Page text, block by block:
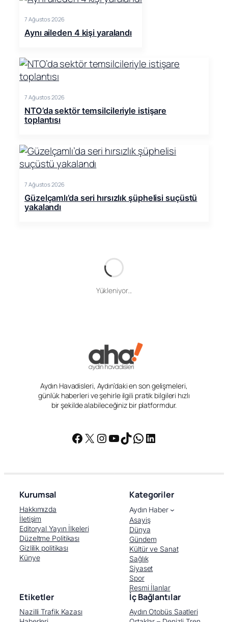
7 Ağustos 2026
Aynı aileden 4 kişi yaralandı
7 Ağustos 2026
NTO’da sektör temsilcileriyle istişare
toplantısı
7 Ağustos 2026
Güzelçamlı’da seri hırsızlık şüphelisi suçüstü
yakalandı
Yükleniyor...
Aydın Havadisleri, Aydın’daki en son gelişmeleri,
günlük haberleri ve şehirle ilgili pratik bilgileri hızlı
bir şekilde alabileceğiniz bir platformdur.
Facebook
X Instagram
YouTube
TikTok
WhatsApp
LinkedIn
Kurumsal
Hakkımızda
İletişim
Editoryal Yayın İlkeleri
Düzeltme Politikası
Gizlilik politikası
Künye
Kategoriler
Aydın Haber
Asayiş
Dünya
Gündem
Kültür ve Sanat
Sağlık
Siyaset
Spor
Resmi İlanlar
Etiketler
Nazilli Trafik Kazası
İç Bağlantılar
Aydın Otobüs Saatleri